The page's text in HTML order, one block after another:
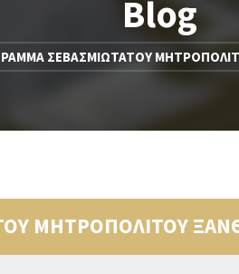
Blog
ΣΕΒΑΣΜΙΩΤΑΤΟΥ
ΜΗΤΡΟΠΟΛΙΤΟΥ